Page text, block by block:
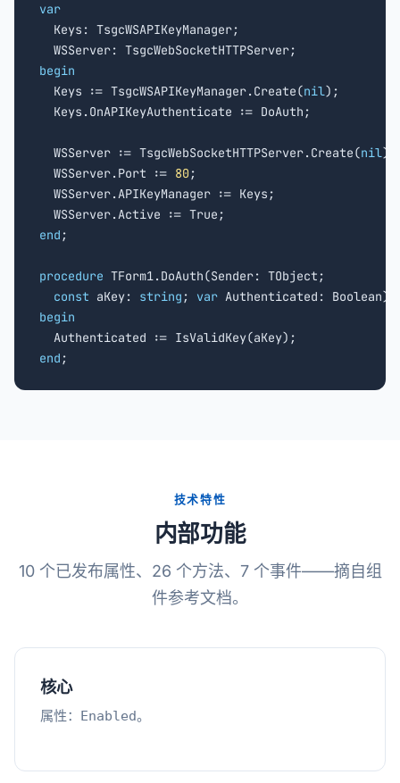
var
Keys: TsgcWSAPIKeyManager;
begin
Keys := TsgcWSAPIKeyManager.Create(nil);
  Keys.OnAPIKeyAuthenticate := DoAuth;
  WSServer := TsgcWebSocketHTTPServer.Create(
nil);
  WSServer.Port :=
80 ;
  WSServer.APIKeyManager := Keys;
end ;
procedure TForm1.DoAuth(Sender: TObject;
const aKey: string ; var
begin
end ;
技术特性
内部功能
10 个已发布属性、26 个方法、7 个事件——摘自组
件参考文档。
核心
属性： Enabled。